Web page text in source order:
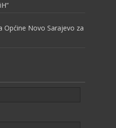
Općine Novo Sarajevo za